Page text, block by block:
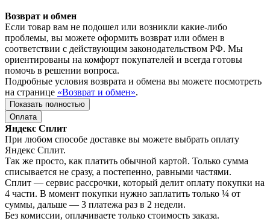
Возврат и обмен
Если товар вам не подошел или возникли какие-либо
проблемы, вы можете оформить возврат или обмен в
соответствии с действующим законодательством РФ. Мы
ориентированы на комфорт покупателей и всегда готовы
помочь в решении вопроса.
Подробные условия возврата и обмена вы можете посмотреть
на странице «Возврат и обмен».
Показать полностью
Оплата
Яндекс Сплит
При любом способе доставке вы можете выбрать оплату
Яндекс Сплит.
Так же просто, как платить обычной картой. Только сумма
списывается не сразу, а постепенно, равными частями.
Сплит — сервис рассрочки, который делит оплату покупки на
4 части. В момент покупки нужно заплатить только ¼ от
суммы, дальше — 3 платежа раз в 2 недели.
Без комиссии, оплачиваете только стоимость заказа.